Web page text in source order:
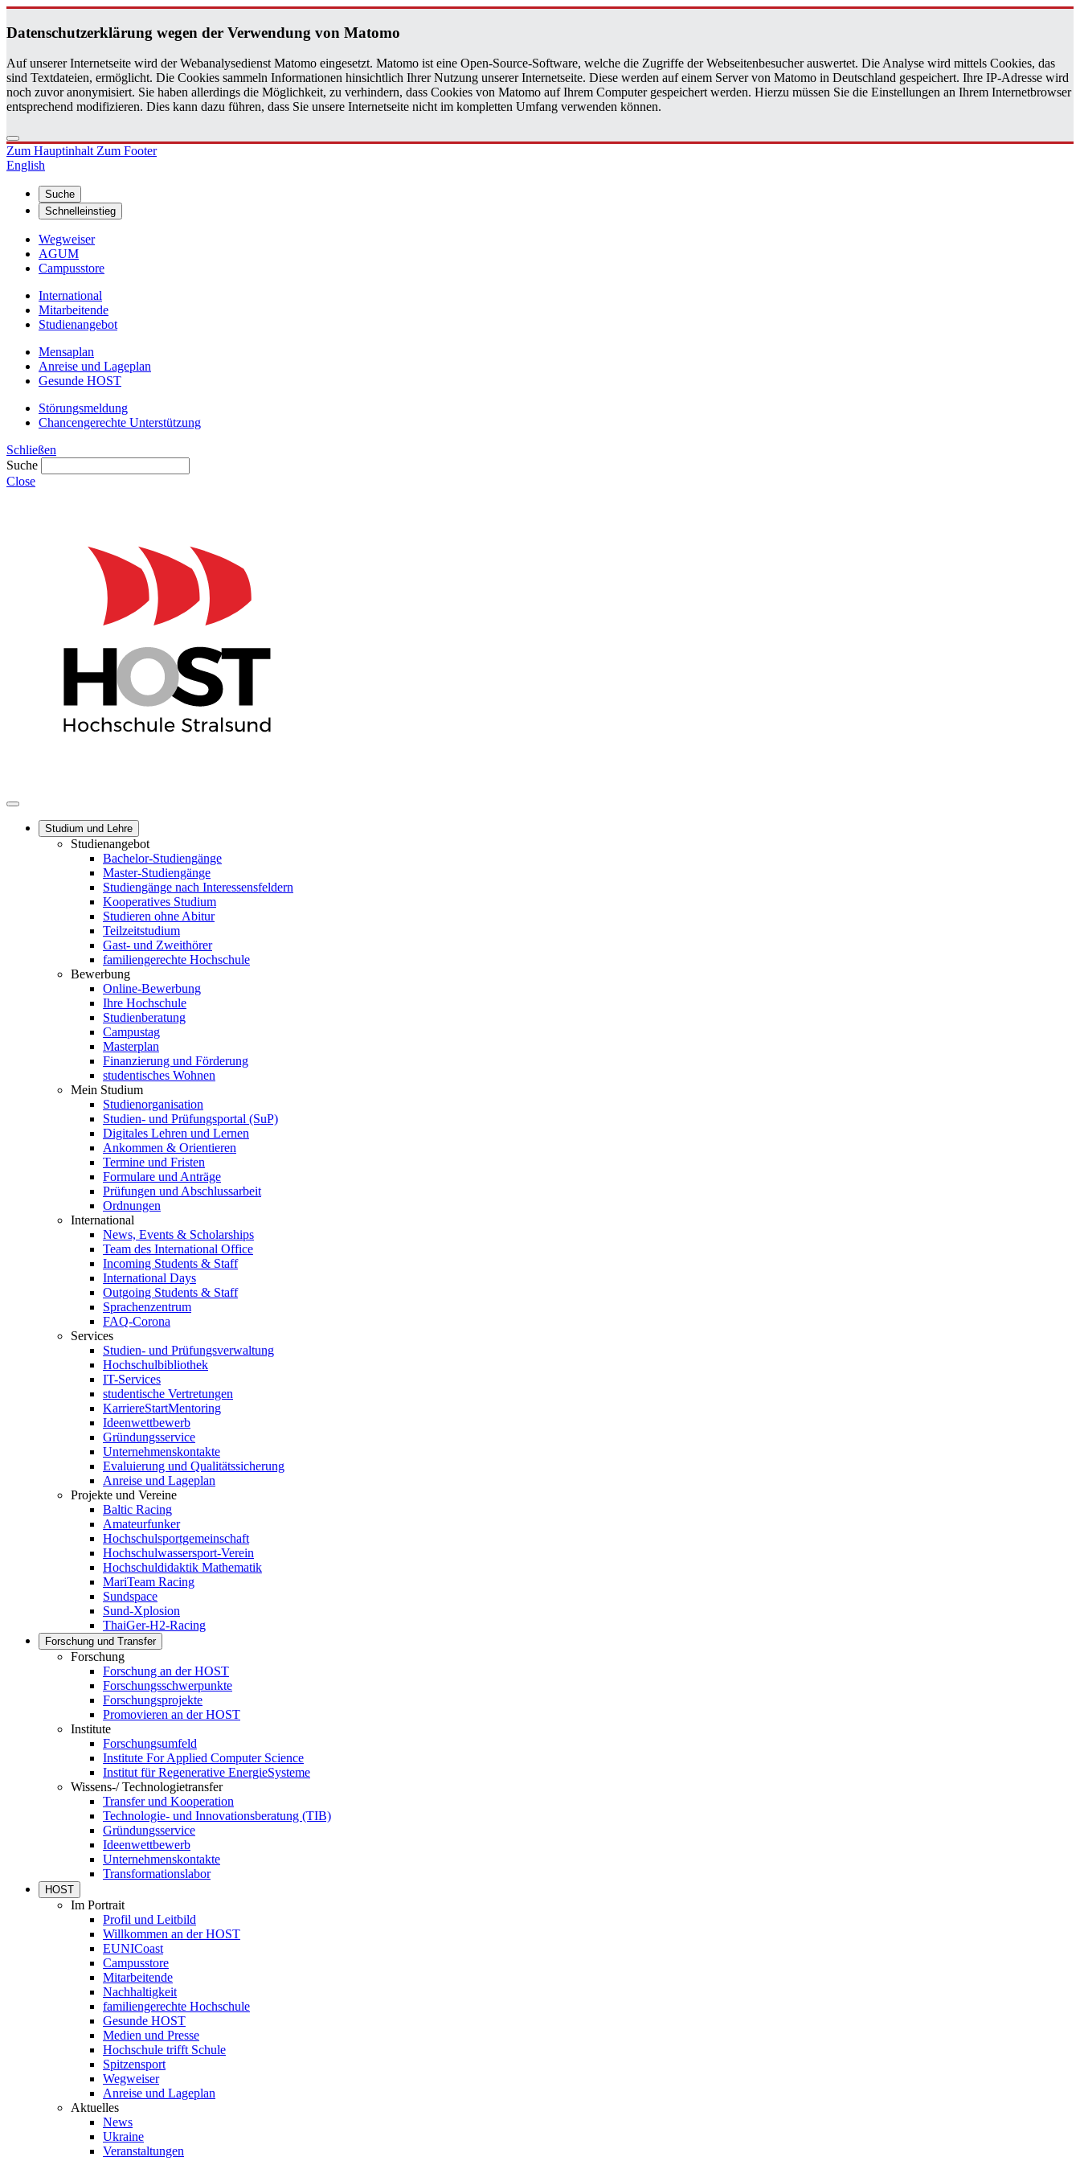
Da­ten­schutz­er­klä­rung wegen der Ver­wen­dung von Ma­to­mo
Auf unserer Internetseite wird der Webanalysedienst Matomo eingesetzt. Matomo ist eine Open-Source-Software, welche die Zugriffe der Webseitenbesucher auswertet. Die Analyse wird mittels Cookies, das
sind Textdateien, ermöglicht. Die Cookies sammeln Informationen hinsichtlich Ihrer Nutzung unserer Internetseite. Diese werden auf einem Server von Matomo in Deutschland gespeichert. Ihre IP-Adresse wird
noch zuvor anonymisiert. Sie haben allerdings die Möglichkeit, zu verhindern, dass Cookies von Matomo auf Ihrem Computer gespeichert werden. Hierzu müssen Sie die Einstellungen an Ihrem Internetbrowser
entsprechend modifizieren. Dies kann dazu führen, dass Sie unsere Internetseite nicht im kompletten Umfang verwenden können.
Zum HauptinhaltZum Footer
English
Suche
Schnelleinstieg
Wegweiser
AGUM
Campusstore
International
Mitarbeitende
Studienangebot
Mensaplan
Anreise und Lageplan
Gesunde HOST
Störungsmeldung
Chancengerechte Unterstützung
Schließen
Suche
Close
Studium und Lehre
Studienangebot
Bachelor-Studiengänge
Master-Studiengänge
Studiengänge nach Interessensfeldern
Kooperatives Studium
Studieren ohne Abitur
Teilzeitstudium
Gast- und Zweithörer
familiengerechte Hochschule
Bewerbung
Online-Bewerbung
Ihre Hochschule
Studienberatung
Campustag
Masterplan
Finanzierung und Förderung
studentisches Wohnen
Mein Studium
Studienorganisation
Studien- und Prüfungsportal (SuP)
Digitales Lehren und Lernen
Ankommen & Orientieren
Termine und Fristen
Formulare und Anträge
Prüfungen und Abschlussarbeit
Ordnungen
International
News, Events & Scholarships
Team des International Office
Incoming Students & Staff
International Days
Outgoing Students & Staff
Sprachenzentrum
FAQ-Corona
Services
Studien- und Prüfungsverwaltung
Hochschulbibliothek
IT-Services
studentische Vertretungen
KarriereStartMentoring
Ideenwettbewerb
Gründungsservice
Unternehmenskontakte
Evaluierung und Qualitätssicherung
Anreise und Lageplan
Projekte und Vereine
Baltic Racing
Amateurfunker
Hochschulsportgemeinschaft
Hochschulwassersport-Verein
Hochschuldidaktik Mathematik
MariTeam Racing
Sundspace
Sund-Xplosion
ThaiGer-H2-Racing
Forschung und Transfer
Forschung
Forschung an der HOST
Forschungsschwerpunkte
Forschungsprojekte
Promovieren an der HOST
Institute
Forschungsumfeld
Institute For Applied Computer Science
Institut für Regenerative EnergieSysteme
Wissens-/ Technologietransfer
Transfer und Kooperation
Technologie- und Innovationsberatung (TIB)
Gründungsservice
Ideenwettbewerb
Unternehmenskontakte
Transformationslabor
HOST
Im Portrait
Profil und Leitbild
Willkommen an der HOST
EUNICoast
Campusstore
Mitarbeitende
Nachhaltigkeit
familiengerechte Hochschule
Gesunde HOST
Medien und Presse
Hochschule trifft Schule
Spitzensport
Wegweiser
Anreise und Lageplan
Aktuelles
News
Ukraine
Veranstaltungen